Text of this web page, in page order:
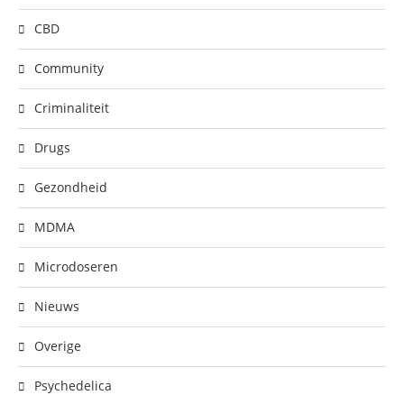
CBD
Community
Criminaliteit
Drugs
Gezondheid
MDMA
Microdoseren
Nieuws
Overige
Psychedelica